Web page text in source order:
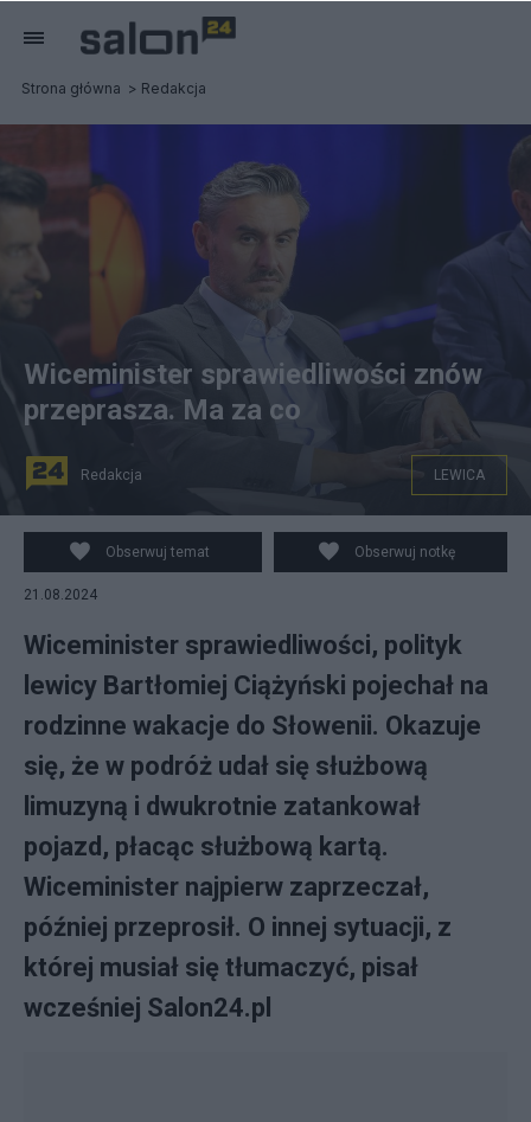
Strona główna Redakcja
Bartłomiej Ciążyński. Fot. PAP/Albert Zawada
Wiceminister sprawiedliwości znów
przeprasza. Ma za co
Redakcja LEWICA
Obserwuj temat Obserwuj notkę
21.08.2024
Wiceminister sprawiedliwości, polityk
lewicy Bartłomiej Ciążyński pojechał na
rodzinne wakacje do Słowenii. Okazuje
się, że w podróż udał się służbową
limuzyną i dwukrotnie zatankował
pojazd, płacąc służbową kartą.
Wiceminister najpierw zaprzeczał,
później przeprosił. O innej sytuacji, z
której musiał się tłumaczyć, pisał
wcześniej Salon24.pl